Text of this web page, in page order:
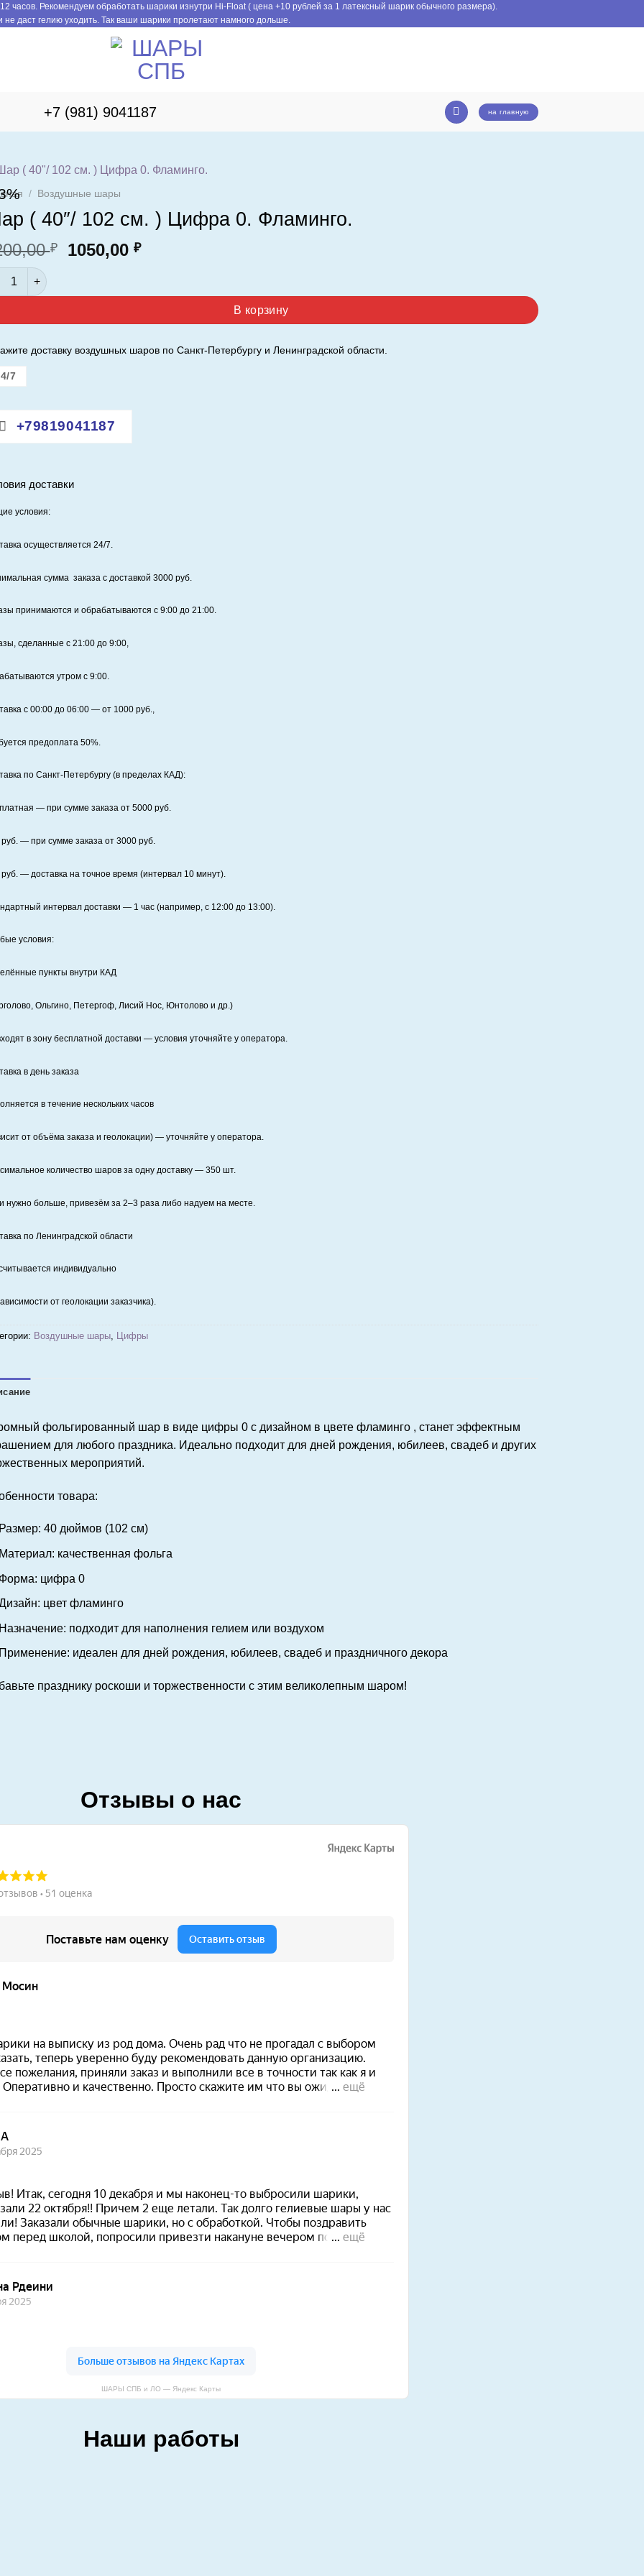
часов. Рекомендуем обработать шарики изнутри Hi-Float ( цена +10 рублей за 1 латексный шарик обычного размера).
даст гелию уходить. Так ваши шарики пролетают намного дольше.
+7 (981) 9041187 на главную
/ Воздушные шары
( 40″/ 102 см. ) Цифра 0. Фламинго.
₽
Первоначальная
1200,00 ₽.
1050,00 ₽Текущая
товара Шар ( 40"/ 102 см. ) Цифра 0. Фламинго.
В корзину
доставку воздушных шаров по Санкт-Петербургу и Ленинградской области.
7
+79819041187
доставки
условия:
осуществляется 24/7.
сумма заказа с доставкой 3000 руб.
принимаются и обрабатываются с 9:00 до 21:00.
сделанные с 21:00 до 9:00,
утром с 9:00.
с 00:00 до 06:00 — от 1000руб.,
предоплата 50%.
по Санкт‑Петербургу (в пределах КАД):
— при сумме заказа от 5000руб.
— при сумме заказа от 3000руб.
— доставка на точное время (интервал 10 минут).
интервал доставки — 1 час (например, с 12:00 до 13:00).
условия:
пункты внутри КАД
Ольгино, Петергоф, Лисий Нос, Юнтолово и др.)
в зону бесплатной доставки — условия уточняйте у оператора.
в день заказа
в течение нескольких часов
от объёма заказа и геолокации) — уточняйте у оператора.
количество шаров за одну доставку — 350 шт.
нужно больше, привезём за 2–3 раза либо надуем на месте.
по Ленинградской области
индивидуально
от геолокации заказчика).
Воздушные шары, Цифры
фольгированный шар в виде цифры 0 с дизайном в цвете фламинго , станет эффектным
для любого праздника. Идеально подходит для дней рождения, юбилеев, свадеб и других
мероприятий.
товара:
40 дюймов (102 см)
качественная фольга
цифра 0
цвет фламинго
подходит для наполнения гелием или воздухом
идеален для дней рождения, юбилеев, свадеб и праздничного декора
празднику роскоши и торжественности с этим великолепным шаром!
Отзывы о нас
ШАРЫ СПБ и ЛО — Яндекс Карты
Наши работы